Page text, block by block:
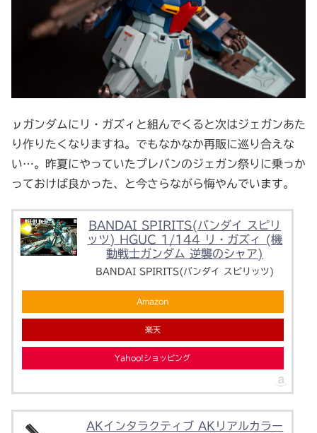
νガンダムにリ・ガズィと組んでくると次はジェガンあた
り作りたくなりますね。でもなかなか再販に巡り合えな
い…。昨夏にやっていたプレバンのジェガン祭りに乗っか
っておけば良かった、と今さらながら悔やんでいます。
BANDAI SPIRITS(バンダイ スピリ
ッツ) HGUC 1/144 リ・ガズィ (機
動戦士ガンダム 逆襲のシャア)
BANDAI SPIRITS(バンダイ スピリッツ)
Amazon
楽天
Yahoo!ショッピング
AKインタラクティブ AKリアルカラー